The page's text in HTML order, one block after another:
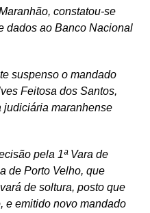
constatou-se
dados ao Banco Nacional
suspenso o mandado
Feitosa dos Santos,
maranhense
pela 1ª Vara de
de Porto Velho, que
de soltura, posto que
e emitido novo mandado